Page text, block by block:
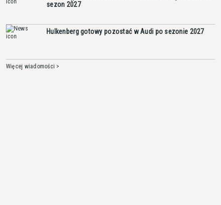
sezon 2027
Hulkenberg gotowy pozostać w Audi po sezonie 2027
Więcej wiadomości >